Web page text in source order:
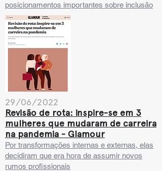
posicionamentos importantes sobre inclusão
29/06/2022
Revisão de rota: inspire-se em 3
mulheres que mudaram de carreira
na pandemia - Glamour
Por transformações internas e externas, elas
decidiram que era hora de assumir novos
rumos profissionais